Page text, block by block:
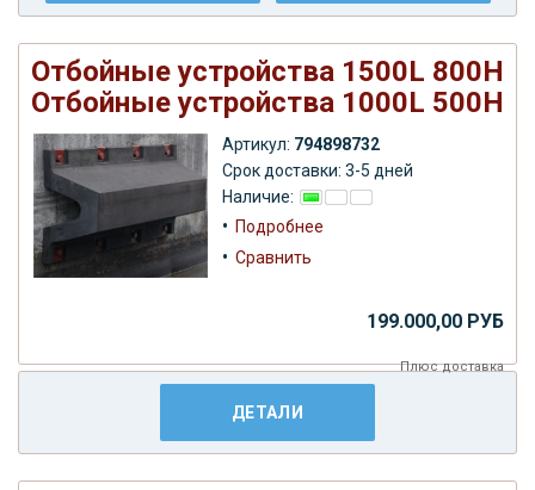
Отбойные устройства 1500L 800H
Отбойные устройства 1000L 500H
Артикул: 794898732
Срок доставки: 3-5 дней
Наличие:
• Подробнее
• Сравнить
199.000,00 РУБ
Плюсдоставка
ДЕТАЛИ